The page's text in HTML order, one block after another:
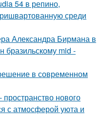
54 в репино,
среди
Александра Бирмана в
бразильскому mid -
в современном
нового
с атмосферой уюта и